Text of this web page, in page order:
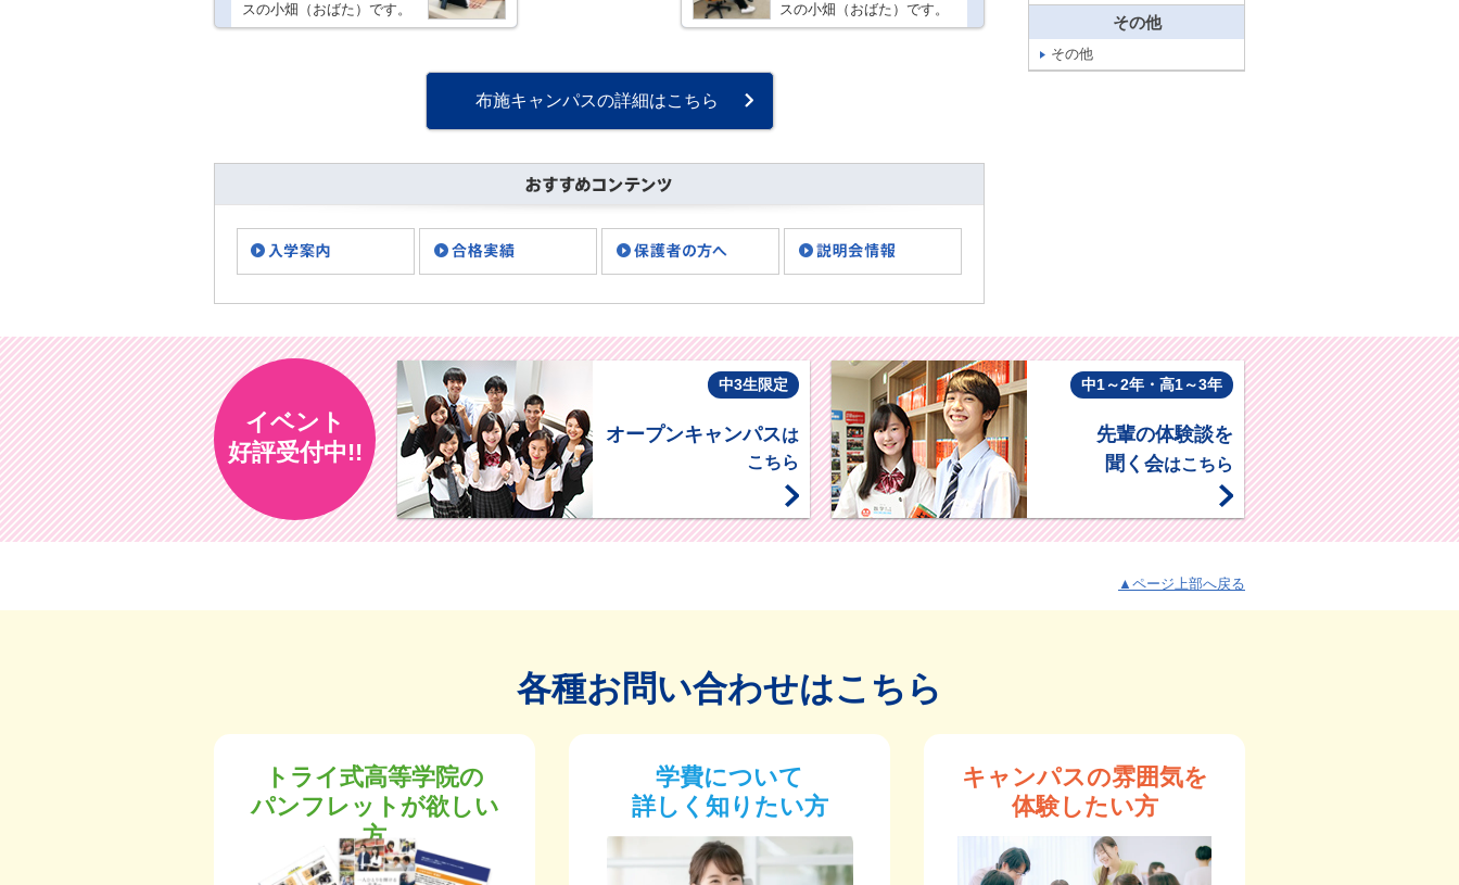
スの小畑（おばた）です。
真ん中で話している子！理
スの小畑（おばた）です。
真剣に通信制高校の課題に
布施キャンパスの詳細はこちら
その他
その他
イベント
好評受付中!!
中3生限定
オープンキャンパスは
こちら
中1～2年・高1～3年
先輩の体験談を
聞く会はこちら
▲ページ上部へ戻る
各種お問い合わせはこちら
トライ式高等学院の
パンフレットが欲しい
方
学費について
詳しく知りたい方
キャンパスの雰囲気を
体験したい方